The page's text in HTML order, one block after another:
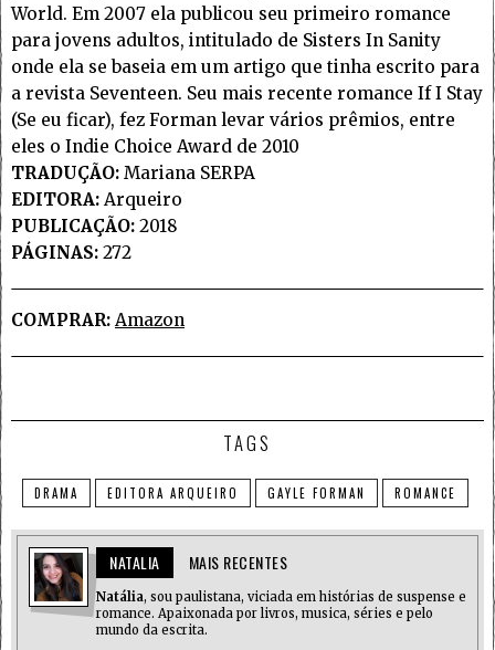
World. Em 2007 ela publicou seu primeiro romance
para jovens adultos, intitulado de Sisters In Sanity
onde ela se baseia em um artigo que tinha escrito para
a revista Seventeen. Seu mais recente romance If I Stay
(Se eu ficar), fez Forman levar vários prêmios, entre
eles o Indie Choice Award de 2010
TRADUÇÃO: Mariana SERPA
EDITORA: Arqueiro
PUBLICAÇÃO: 2018
PÁGINAS: 272
COMPRAR: Amazon
TAGS
DRAMA EDITORA ARQUEIRO GAYLE FORMAN ROMANCE
NATALIA MAIS RECENTES
Natália, sou paulistana, viciada em histórias de suspense e
romance. Apaixonada por livros, musica, séries e pelo
mundo da escrita.